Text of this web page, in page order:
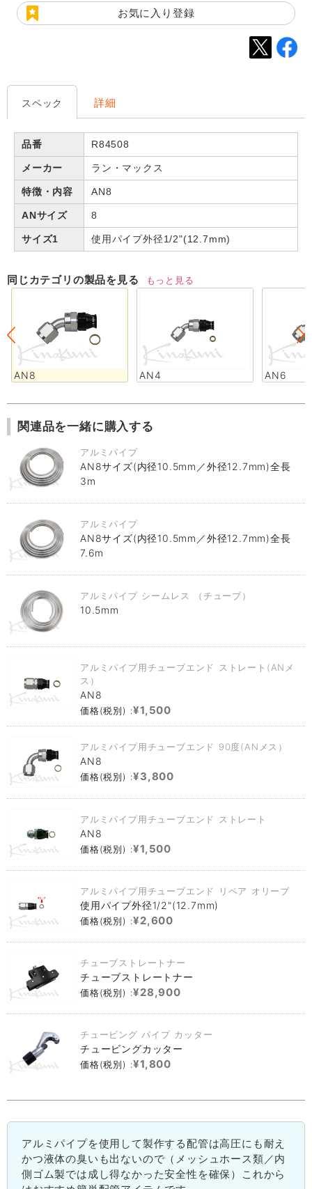
お気に入り登録
スペック 詳細
品番 R84508
メーカー ラン・マックス
特徴・内容 AN8
ANサイズ 8
サイズ1 使用パイプ外径1/2"(12.7mm)
同じカテゴリの製品を見る もっと見る
AN8 AN4 AN6
関連品を一緒に購入する
アルミパイプ
AN8サイズ(内径10.5mm／外径12.7mm)全長
3m
アルミパイプ
AN8サイズ(内径10.5mm／外径12.7mm)全長
7.6m
アルミパイプ シームレス （チューブ）
10.5mm
アルミパイプ用チューブエンド ストレート(ANメ
ス）
AN8
価格(税別) :¥1,500
アルミパイプ用チューブエンド 90度(ANメス）
AN8
価格(税別) :¥3,800
アルミパイプ用チューブエンド ストレート
AN8
価格(税別) :¥1,500
アルミパイプ用チューブエンド リペア オリーブ
使用パイプ外径1/2"(12.7mm)
価格(税別) :¥2,600
チューブストレートナー
チューブストレートナー
価格(税別) :¥28,900
チュービング パイプ カッター
チュービングカッター
価格(税別) :¥1,800
アルミパイプを使用して製作する配管は高圧にも耐え
かつ液体の臭いも出ないので（メッシュホース類／内
側ゴム製では成し得なかった安全性を確保）これから